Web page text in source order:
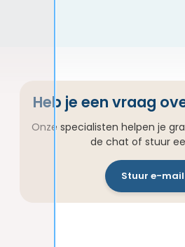
Heb je een vraag
Onze specialisten helpen je
de chat of stuur
Stuur e-mail